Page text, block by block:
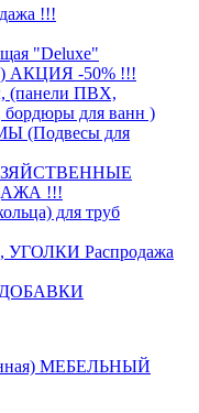
!!!
"Deluxe"
АКЦИЯ -50% !!!
(панели ПВХ,
бордюры для ванн )
для
!!!
для труб
Распродажа
МЕБЕЛЬНЫЙ